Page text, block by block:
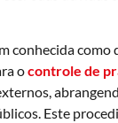
conhecida como
ocontrole de
Este